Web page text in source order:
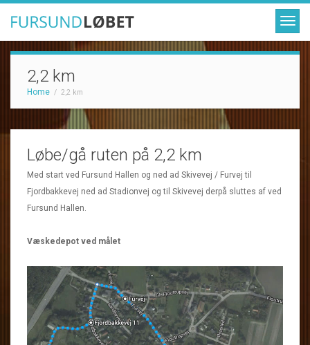
2,2 km
Home / 2,2 km
Løbe/gå ruten på 2,2 km
Med start ved Fursund Hallen og ned ad Skivevej / Furvej til
Fjordbakkevej ned ad Stadionvej og til Skivevej derpå sluttes af ved
Fursund Hallen.
Væskedepot ved målet